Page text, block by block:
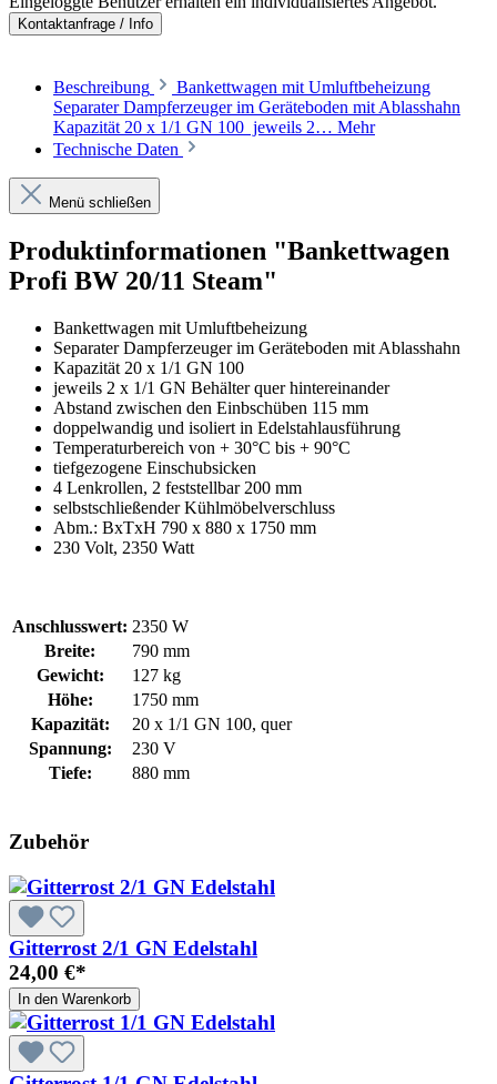
Kontaktanfrage / Info
Beschreibung
Bankettwagen mit Umluftbeheizung
Separater Dampferzeuger im Geräteboden mit Ablasshahn
Kapazität 20 x 1/1 GN 100 jeweils 2… Mehr
Technische Daten
Menü schließen
Produktinformationen "Bankettwagen
Profi BW 20/11 Steam"
Bankettwagen mit Umluftbeheizung
Separater Dampferzeuger im Geräteboden mit Ablasshahn
Kapazität 20 x 1/1 GN 100
jeweils 2 x 1/1 GN Behälter quer hintereinander
Abstand zwischen den Einbschüben 115 mm
doppelwandig und isoliert in Edelstahlausführung
Temperaturbereich von + 30°C bis + 90°C
tiefgezogene Einschubsicken
4 Lenkrollen, 2 feststellbar 200 mm
selbstschließender Kühlmöbelverschluss
Abm.: BxTxH 790 x 880 x 1750 mm
230 Volt, 2350 Watt
Anschlusswert: 2350 W
Breite:
790 mm
Gewicht:
127 kg
Höhe:
1750 mm
Kapazität:
20 x 1/1 GN 100, quer
Spannung:
230 V
Tiefe:
880 mm
Zubehör
Gitterrost 2/1 GN Edelstahl
24,00 €*
In den Warenkorb